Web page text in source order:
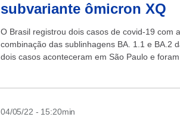
subvariante ômicron XQ
O Brasil registrou dois casos de covid-19 com
combinação das sublinhagens BA. 1.1 e BA.2
dois casos aconteceram em São Paulo e
04/05/22 - 15:20min